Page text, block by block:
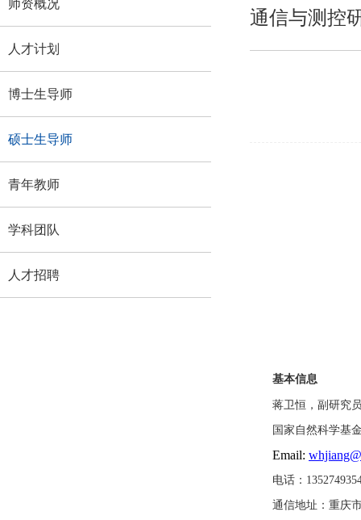
师资概况
人才计划
博士生导师
硕士生导师
青年教师
学科团队
人才招聘
通信与测控
基本信息
蒋卫恒 ， 副研究
国家自然科学基
Email:
电话 ：
通信地址：重庆